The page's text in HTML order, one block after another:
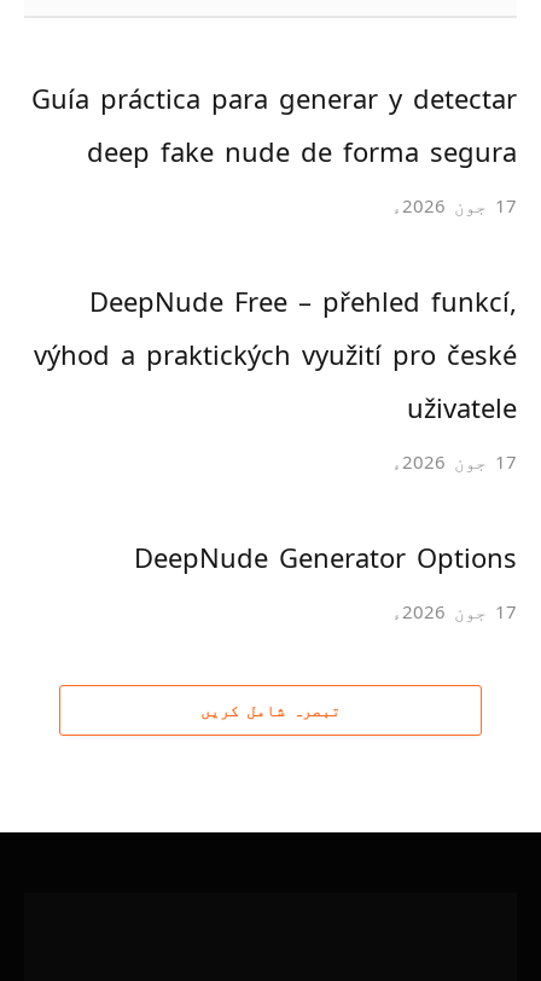
Guía práctica para generar y detectar
deep fake nude de forma segura
17 جون 2026ء
DeepNude Free – přehled funkcí,
výhod a praktických využití pro české
uživatele
17 جون 2026ء
DeepNude Generator Options
17 جون 2026ء
تبصرہ شامل کریں